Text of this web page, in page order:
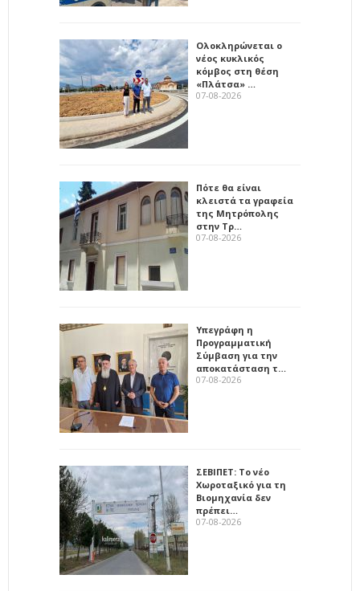
Ολοκληρώνεται ο
νέος κυκλικός
κόμβος στη θέση
«Πλάτσα» …
07-08-2026
Πότε θα είναι
κλειστά τα γραφεία
της Μητρόπολης
στην Τρ…
07-08-2026
Υπεγράφη η
Προγραμματική
Σύμβαση για την
αποκατάσταση τ…
07-08-2026
ΣΕΒΙΠΕΤ: Το νέο
Χωροταξικό για τη
Βιομηχανία δεν
πρέπει…
07-08-2026